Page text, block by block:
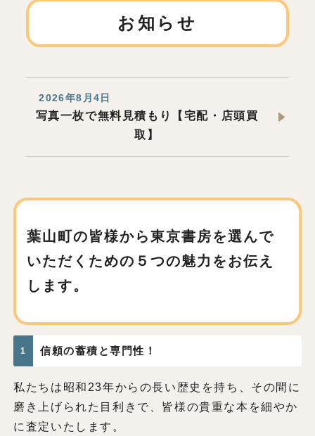
お知らせ
2026年8月4日
写真一枚で無料見積もり【宅配・店頭買
取】
葉山町の皆様から東京書房を選んで
いただくための ５つの魅力をお伝え
します。
1 信頼の蓄積と専門性！
私たちは昭和23年からの長い歴史を持ち、その間に
磨き上げられた目利きで、皆様の貴重な本を細やか
に査定いたします。